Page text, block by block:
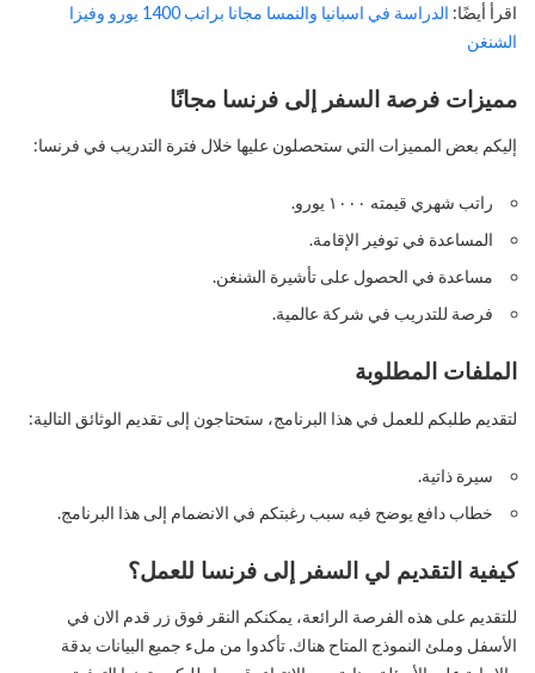
اقرأ أيضًا:
الدراسة في اسبانيا والنمسا مجانا براتب 1400 يورو وفيزا
الشنغن
مميزات فرصة السفر إلى فرنسا مجانًا
إليكم بعض المميزات التي ستحصلون عليها خلال فترة التدريب في فرنسا:
راتب شهري قيمته ١٠٠٠ يورو.
المساعدة في توفير الإقامة.
مساعدة في الحصول على تأشيرة الشنغن.
فرصة للتدريب في شركة عالمية.
الملفات المطلوبة
لتقديم طلبكم للعمل في هذا البرنامج، ستحتاجون إلى تقديم الوثائق التالية:
سيرة ذاتية.
خطاب دافع يوضح فيه سبب رغبتكم في الانضمام إلى هذا البرنامج.
كيفية التقديم لي السفر إلى فرنسا للعمل؟
للتقديم على هذه الفرصة الرائعة، يمكنكم النقر فوق زر قدم الان في
الأسفل وملئ النموذج المتاح هناك. تأكدوا من ملء جميع البيانات بدقة